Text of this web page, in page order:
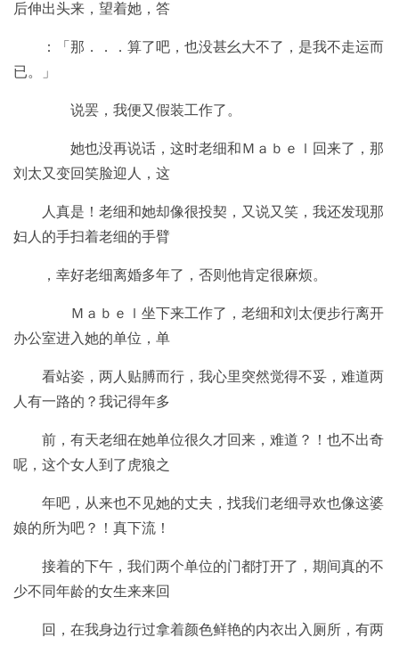
后伸出头来，望着她，答
：「那．．．算了吧，也没甚幺大不了，是我不走运而
已。」
说罢，我便又假装工作了。
她也没再说话，这时老细和Ｍａｂｅｌ回来了，那
刘太又变回笑脸迎人，这
人真是！老细和她却像很投契，又说又笑，我还发现那
妇人的手扫着老细的手臂
，幸好老细离婚多年了，否则他肯定很麻烦。
Ｍａｂｅｌ坐下来工作了，老细和刘太便步行离开
办公室进入她的单位，单
看站姿，两人贴膊而行，我心里突然觉得不妥，难道两
人有一路的？我记得年多
前，有天老细在她单位很久才回来，难道？！也不出奇
呢，这个女人到了虎狼之
年吧，从来也不见她的丈夫，找我们老细寻欢也像这婆
娘的所为吧？！真下流！
接着的下午，我们两个单位的门都打开了，期间真的不
少不同年龄的女生来来回
回，在我身边行过拿着颜色鲜艳的内衣出入厕所，有两